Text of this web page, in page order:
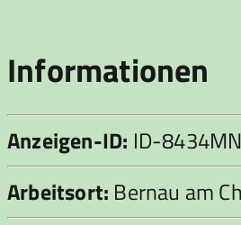
Informationen
Anzeigen-ID: ID-
Arbeitsort: Bernau am